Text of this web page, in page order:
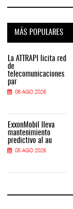
MÁS POPULARES
La ATTRAPI licita red
de
telecomunicaciones
par
06 AGO 2026
ExxonMobil lleva
mantenimiento
predictivo al au
05 AGO 2026